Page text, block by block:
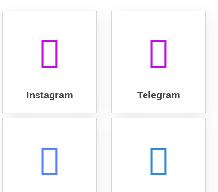
Telegram
Instagram